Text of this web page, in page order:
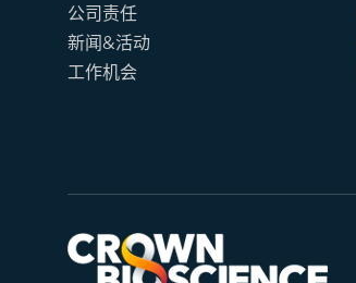
公司责任
新闻&活动
工作机会